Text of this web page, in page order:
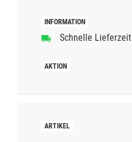
Schnelle Lieferzeit